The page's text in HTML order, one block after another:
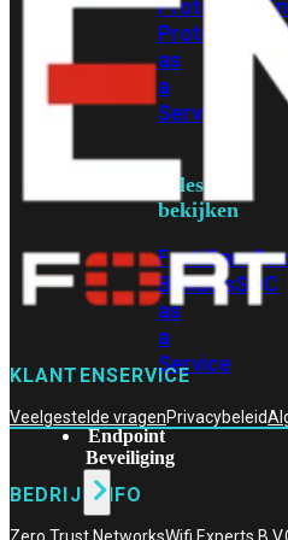
Protection
Protection
as
a
Service
Alles
bekijken
FortiCare
BundelsSOC
as
a
Service
Endpoint
Beveiliging
KLANTENSERVICE
Veelgestelde vragenPrivacybeleid
BEDRIJFINFO